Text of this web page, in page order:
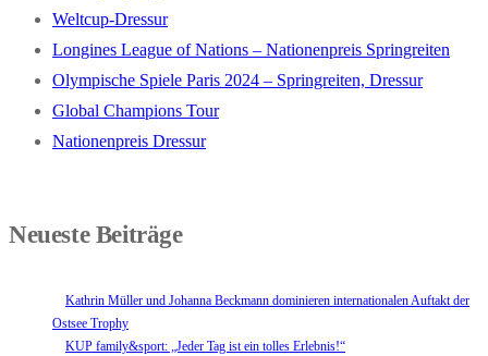
Weltcup-Dressur
Longines League of Nations – Nationenpreis Springreiten
Olympische Spiele Paris 2024 – Springreiten, Dressur
Global Champions Tour
Nationenpreis Dressur
Neueste Beiträge
Kathrin Müller und Johanna Beckmann dominieren internationalen Auftakt der
Ostsee Trophy
KUP family&sport: „Jeder Tag ist ein tolles Erlebnis!“